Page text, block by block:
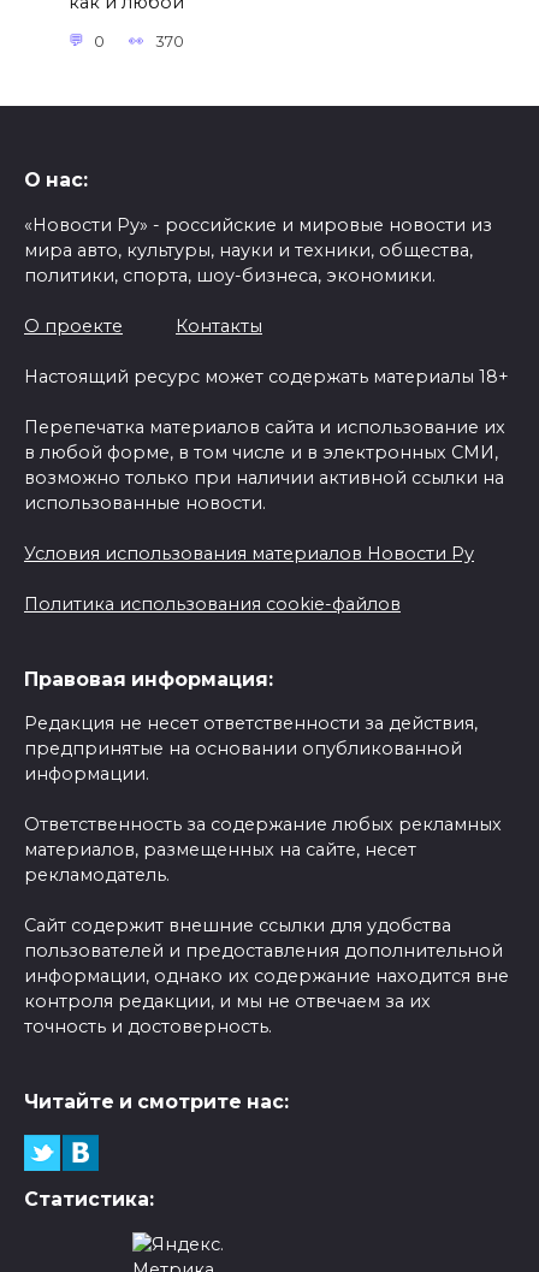
0 370
О нас:
«Новости Ру» - российские и мировые новости из
мира авто, культуры, науки и техники, общества,
политики, спорта, шоу-бизнеса, экономики.
О проекте Контакты
Настоящий ресурс может содержать материалы 18+
Перепечатка материалов сайта и использование их
в любой форме, в том числе и в электронных СМИ,
возможно только при наличии активной ссылки на
использованные новости.
Условия использования материалов Новости Ру
Политика использования cookie-файлов
Правовая информация:
Редакция не несет ответственности за действия,
предпринятые на основании опубликованной
информации.
Ответственность за содержание любых рекламных
материалов, размещенных на сайте, несет
рекламодатель.
Сайт содержит внешние ссылки для удобства
пользователей и предоставления дополнительной
информации, однако их содержание находится вне
контроля редакции, и мы не отвечаем за их
точность и достоверность.
Читайте и смотрите нас:
Статистика: